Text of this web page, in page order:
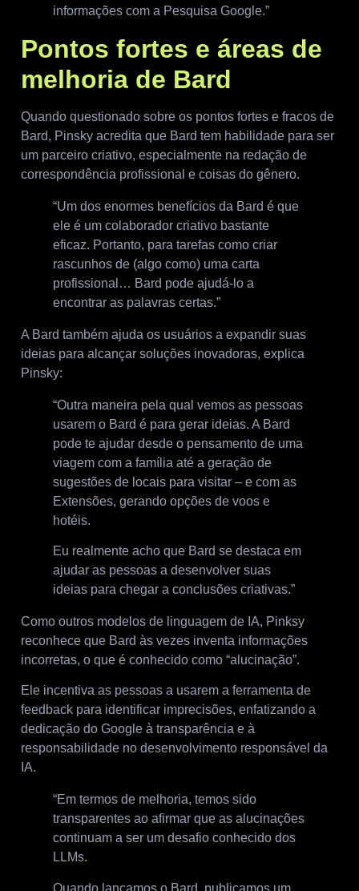
informações com a Pesquisa Google.”
Pontos fortes e áreas de
melhoria de Bard
Quando questionado sobre os pontos fortes e fracos de
Bard, Pinsky acredita que Bard tem habilidade para ser
um parceiro criativo, especialmente na redação de
correspondência profissional e coisas do gênero.
“Um dos enormes benefícios da Bard é que
ele é um colaborador criativo bastante
eficaz. Portanto, para tarefas como criar
rascunhos de (algo como) uma carta
profissional… Bard pode ajudá-lo a
encontrar as palavras certas.”
A Bard também ajuda os usuários a expandir suas
ideias para alcançar soluções inovadoras, explica
Pinsky:
“Outra maneira pela qual vemos as pessoas
usarem o Bard é para gerar ideias. A Bard
pode te ajudar desde o pensamento de uma
viagem com a família até a geração de
sugestões de locais para visitar – e com as
Extensões, gerando opções de voos e
hotéis.
Eu realmente acho que Bard se destaca em
ajudar as pessoas a desenvolver suas
ideias para chegar a conclusões criativas.”
Como outros modelos de linguagem de IA, Pinksy
reconhece que Bard às vezes inventa informações
incorretas, o que é conhecido como “alucinação”.
Ele incentiva as pessoas a usarem a ferramenta de
feedback para identificar imprecisões, enfatizando a
dedicação do Google à transparência e à
responsabilidade no desenvolvimento responsável da
IA.
“Em termos de melhoria, temos sido
transparentes ao afirmar que as alucinações
continuam a ser um desafio conhecido dos
LLMs.
Quando lançamos o Bard, publicamos um